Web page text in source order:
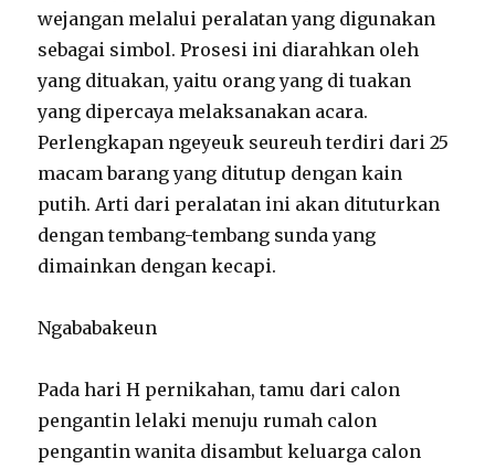
wejangan melalui peralatan yang digunakan
sebagai simbol. Prosesi ini diarahkan oleh
yang dituakan, yaitu orang yang di tuakan
yang dipercaya melaksanakan acara.
Perlengkapan ngeyeuk seureuh terdiri dari 25
macam barang yang ditutup dengan kain
putih. Arti dari peralatan ini akan dituturkan
dengan tembang-tembang sunda yang
dimainkan dengan kecapi.
Ngababakeun
Pada hari H pernikahan, tamu dari calon
pengantin lelaki menuju rumah calon
pengantin wanita disambut keluarga calon